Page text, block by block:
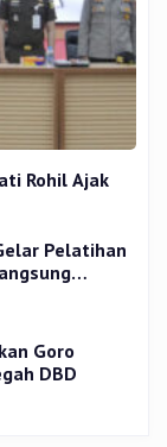
Rohil Ajak
Pelatihan
Goro
DBD